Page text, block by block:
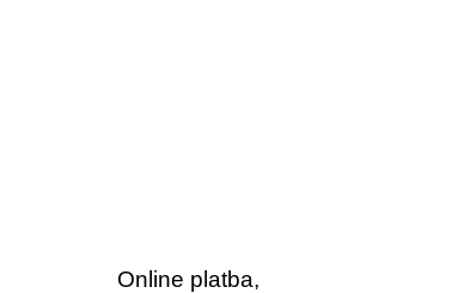
Online platba,